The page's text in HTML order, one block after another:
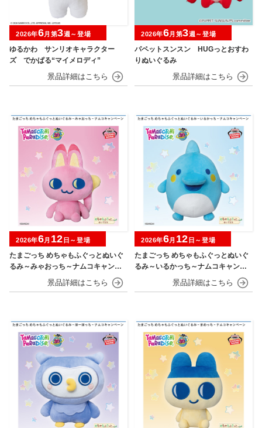
ゆるかわ サンリオキャラクター
ズ でかぱる“マイメロディ”
2026年6月第3週～登場
パペットスンスン HUGっとおすわ
りぬいぐるみ
2026年6月第3週～登場
たまごっち めちゃもふぐっとぬいぐ
るみ～みゃおっち～ナムコキャンペ
2026年6月 12 日～登場
たまごっち めちゃもふぐっとぬいぐ
るみ～いるかっち～ナムコキャンペ
2026年6月 12 日～登場